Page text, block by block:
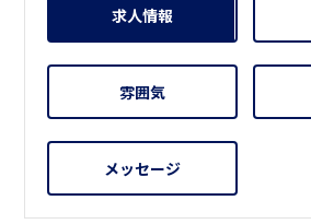
求人情報
雰囲気
メッセージ